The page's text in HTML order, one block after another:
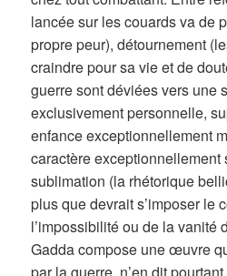
lancée sur les couards va de
propre peur), détournement
craindre pour sa vie et de
guerre sont déviées vers une
exclusivement personnelle,
enfance exceptionnellement
caractère exceptionnellement
sublimation (la rhétorique
plus que devrait s’imposer le
l’impossibilité ou de la vanité
Gadda compose une œuvre
par la guerre, n’en dit